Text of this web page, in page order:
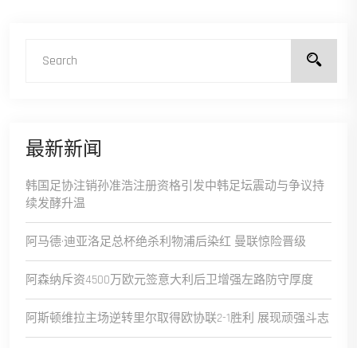
最新新闻
韩国足协注销孙准浩注册资格引发中韩足坛震动与争议持
续发酵升温
阿马德·迪亚洛足总杯绝杀利物浦后染红 曼联惊险晋级
阿森纳斥资4500万欧元签意大利后卫增强左路防守厚度
阿斯顿维拉主场逆转里尔取得欧协联2-1胜利 展现顽强斗志